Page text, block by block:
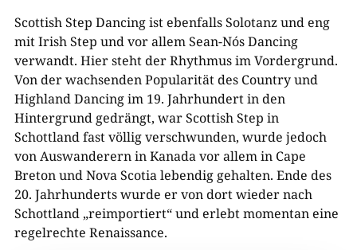
Scottish Step Dancing ist ebenfalls Solotanz und eng
mit Irish Step und vor allem Sean-Nós Dancing
verwandt. Hier steht der Rhythmus im Vordergrund.
Von der wachsenden Popularität des Country und
Highland Dancing im 19. Jahrhundert in den
Hintergrund gedrängt, war Scottish Step in
Schottland fast völlig verschwunden, wurde jedoch
von Auswanderern in Kanada vor allem in Cape
Breton und Nova Scotia lebendig gehalten. Ende des
20. Jahrhunderts wurde er von dort wieder nach
Schottland „reimportiert“ und erlebt momentan eine
regelrechte Renaissance.